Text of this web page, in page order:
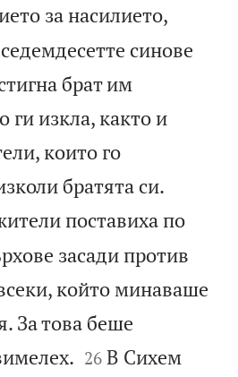
за насилието,
синове
брат им
ги изкла, както и
които го
братята си.
поставиха по
засади против
който минаваше
За това беше


26 В Сихем